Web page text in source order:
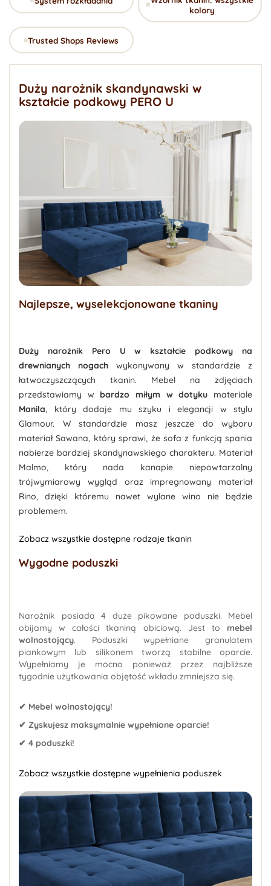
kolory
Trusted Shops Reviews
Duży narożnik skandynawski w
kształcie podkowy PERO U
Najlepsze, wyselekcjonowane tkaniny
Duży narożnik Pero U w kształcie podkowy na
drewnianych nogach wykonywany w standardzie z
łatwoczyszczących tkanin. Mebel na zdjęciach
przedstawiamy w bardzo miłym w dotyku materiale
Manila, który dodaje mu szyku i elegancji w stylu
Glamour. W standardzie masz jeszcze do wyboru
materiał Sawana, który sprawi, że sofa z funkcją spania
nabierze bardziej skandynawskiego charakteru. Materiał
Malmo, który nada kanapie niepowtarzalny
trójwymiarowy wygląd oraz impregnowany materiał
Rino, dzięki któremu nawet wylane wino nie będzie
problemem.
Zobacz wszystkie dostępne rodzaje tkanin
Wygodne poduszki
Narożnik posiada 4 duże pikowane poduszki. Mebel
obijamy w całości tkaniną obiciową. Jest to mebel
wolnostojący. Poduszki wypełniane granulatem
piankowym lub silikonem tworzą stabilne oparcie.
Wypełniamy je mocno ponieważ przez najbliższe
tygodnie użytkowania objętość wkładu zmniejsza się.
✔ Mebel wolnostojący!
✔ Zyskujesz maksymalnie wypełnione oparcie!
✔ 4 poduszki!
Zobacz wszystkie dostępne wypełnienia poduszek